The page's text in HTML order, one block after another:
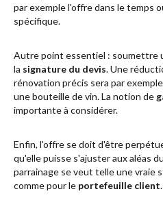
par exemple l'offre dans le temps
spécifique.
Autre point essentiel : soumettre
la signature du devis. Une
rénovation précis sera par
une bouteille de vin. La notion de
importante à considérer.
Enfin, l'offre se doit d'être
qu'elle puisse s'ajuster aux aléas
parrainage se veut telle une vraie
comme pour le portefeuille client.